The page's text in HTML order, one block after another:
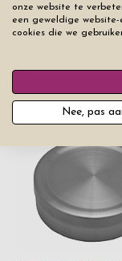
Prijs vanaf € 47,50
onze website te
een geweldige
cookies die we
Nee, pas